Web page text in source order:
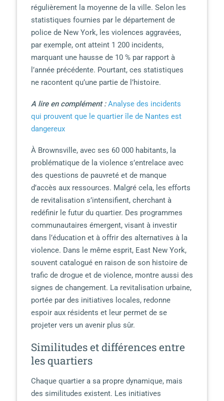
régulièrement la moyenne de la ville. Selon les
statistiques fournies par le département de
police de New York, les violences aggravées,
par exemple, ont atteint 1 200 incidents,
marquant une hausse de 10 % par rapport à
l’année précédente. Pourtant, ces statistiques
ne racontent qu’une partie de l’histoire.
A lire en complément : Analyse des incidents
qui prouvent que le quartier île de Nantes est
dangereux
À Brownsville, avec ses 60 000 habitants, la
problématique de la violence s’entrelace avec
des questions de pauvreté et de manque
d’accès aux ressources. Malgré cela, les efforts
de revitalisation s’intensifient, cherchant à
redéfinir le futur du quartier. Des programmes
communautaires émergent, visant à investir
dans l’éducation et à offrir des alternatives à la
violence. Dans le même esprit, East New York,
souvent catalogué en raison de son histoire de
trafic de drogue et de violence, montre aussi des
signes de changement. La revitalisation urbaine,
portée par des initiatives locales, redonne
espoir aux résidents et leur permet de se
projeter vers un avenir plus sûr.
Similitudes et différences entre
les quartiers
Chaque quartier a sa propre dynamique, mais
des similitudes existent. Les initiatives